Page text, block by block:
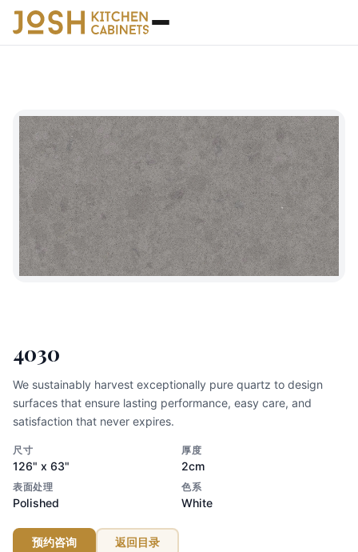
4030
We sustainably harvest exceptionally pure quartz to design
surfaces that ensure lasting performance, easy care, and
satisfaction that never expires.
尺寸
126" x 63"
厚度
2cm
表面处理
Polished
色系
White
预约咨询 返回目录